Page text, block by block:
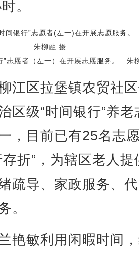
。
”志愿者（左一）在开展志愿服务。 朱
区拉堡镇农贸社
区级“时间银行”养老
，目前已有25名志
折”，为辖区老人提
疏导、家政服务、
。
敏利用闲暇时间